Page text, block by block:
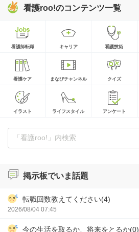
看護roo!のコンテンツ一覧
看護師転職 キャリア 看護技術
看護ケア まなびチャンネル クイズ
イラスト ライフスタイル アンケート
掲示板でいま話題
転職回数教えてください(4)
2026/08/04 07:45
今の生活を取るか、将来をとるか(0)